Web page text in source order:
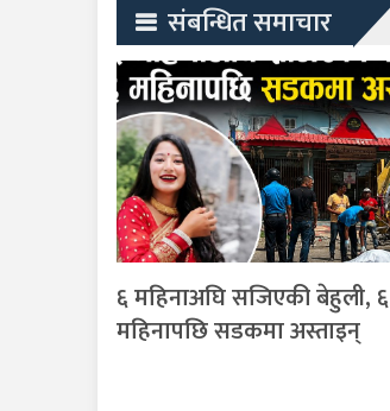
संबन्धित समाचार
६ महिनाअघि सजिएकी बेहुली, ६
महिनापछि सडकमा अस्ताइन्